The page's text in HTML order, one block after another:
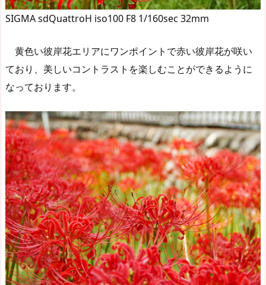
SIGMA sdQuattroH iso100 F8 1/160sec 32mm
黄色い彼岸花エリアにワンポイントで赤い彼岸花が咲い
ており、美しいコントラストを楽しむことができるように
なっております。